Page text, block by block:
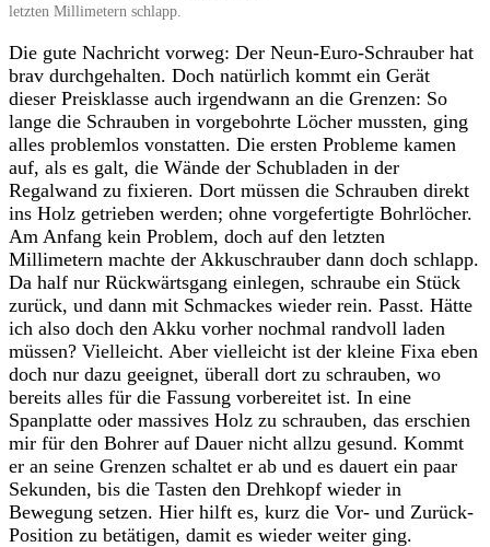
letzten Millimetern schlapp.
Die gute Nachricht vorweg: Der Neun-Euro-Schrauber hat
brav durchgehalten. Doch natürlich kommt ein Gerät
dieser Preisklasse auch irgendwann an die Grenzen: So
lange die Schrauben in vorgebohrte Löcher mussten, ging
alles problemlos vonstatten. Die ersten Probleme kamen
auf, als es galt, die Wände der Schubladen in der
Regalwand zu fixieren. Dort müssen die Schrauben direkt
ins Holz getrieben werden; ohne vorgefertigte Bohrlöcher.
Am Anfang kein Problem, doch auf den letzten
Millimetern machte der Akkuschrauber dann doch schlapp.
Da half nur Rückwärtsgang einlegen, schraube ein Stück
zurück, und dann mit Schmackes wieder rein. Passt. Hätte
ich also doch den Akku vorher nochmal randvoll laden
müssen? Vielleicht. Aber vielleicht ist der kleine Fixa eben
doch nur dazu geeignet, überall dort zu schrauben, wo
bereits alles für die Fassung vorbereitet ist. In eine
Spanplatte oder massives Holz zu schrauben, das erschien
mir für den Bohrer auf Dauer nicht allzu gesund. Kommt
er an seine Grenzen schaltet er ab und es dauert ein paar
Sekunden, bis die Tasten den Drehkopf wieder in
Bewegung setzen. Hier hilft es, kurz die Vor- und Zurück-
Position zu betätigen, damit es wieder weiter ging.